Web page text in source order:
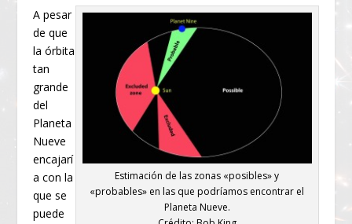
Estimación de las zonas «posibles» y
«probables» en las que podríamos encontrar el
Planeta Nueve.
A pesar
de que
la órbita
tan
grande
del
Planeta
Nueve
encajarí
a con la
que se
puede